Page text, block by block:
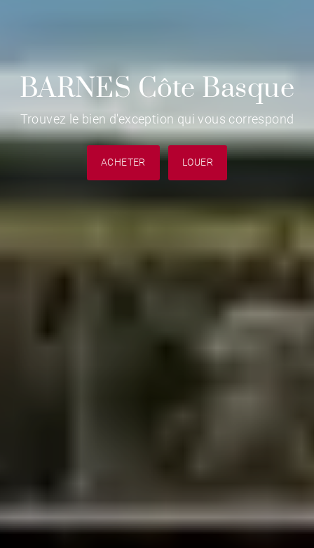
BARNES Côte Basque
Trouvez le bien d'exception qui vous correspond
ACHETER LOUER